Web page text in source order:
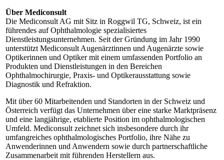
Über Mediconsult
Die Mediconsult AG mit Sitz in Roggwil TG, Schweiz, ist ein
führendes auf Ophthalmologie spezialisiertes
Dienstleistungsunternehmen. Seit der Gründung im Jahr 1990
unterstützt Mediconsult Augenärztinnen und Augenärzte sowie
Optikerinnen und Optiker mit einem umfassenden Portfolio an
Produkten und Dienstleistungen in den Bereichen
Ophthalmochirurgie, Praxis- und Optikerausstattung sowie
Diagnostik und Refraktion.
Mit über 60 Mitarbeitenden und Standorten in der Schweiz und
Österreich verfügt das Unternehmen über eine starke Marktpräsenz
und eine langjährige, etablierte Position im ophthalmologischen
Umfeld. Mediconsult zeichnet sich insbesondere durch ihr
umfangreiches ophthalmologisches Portfolio, ihre Nähe zu
Anwenderinnen und Anwendern sowie durch partnerschaftliche
Zusammenarbeit mit führenden Herstellern aus.